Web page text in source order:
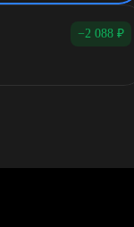
−2 088 ₽